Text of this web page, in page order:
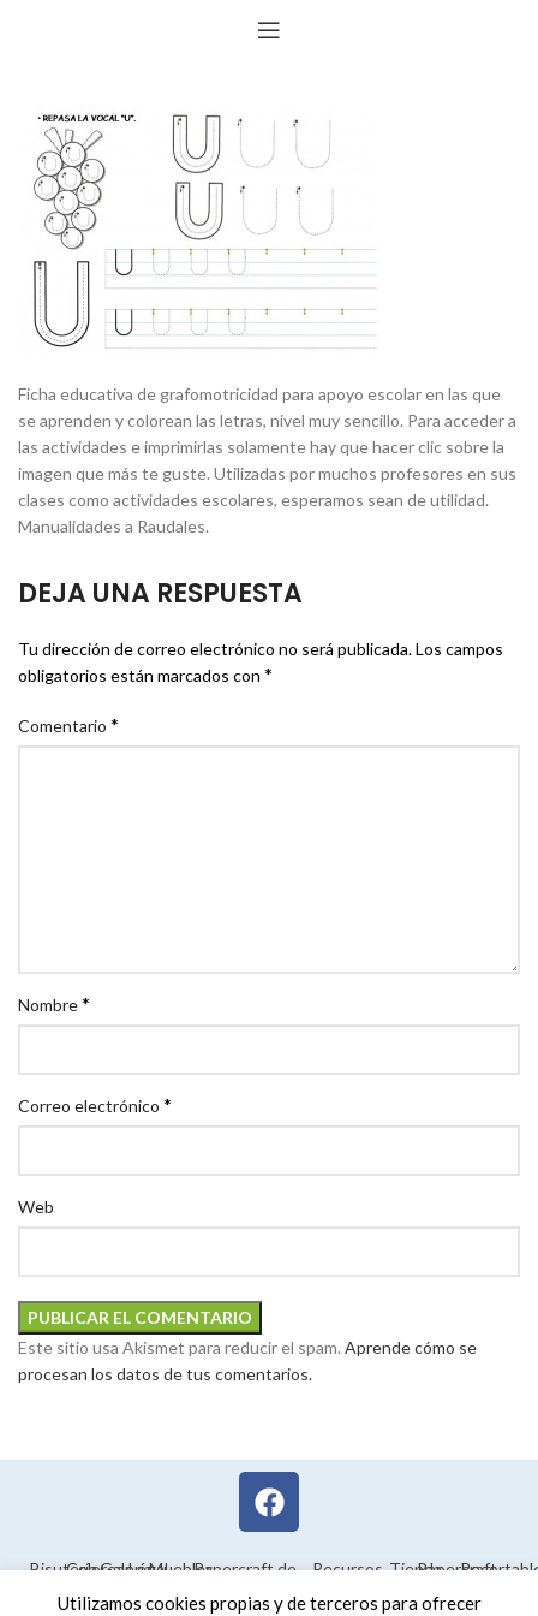
Ficha educativa de grafomotricidad para apoyo escolar en las que
se aprenden y colorean las letras, nivel muy sencillo. Para acceder a
las actividades e imprimirlas solamente hay que hacer clic sobre la
imagen que más te guste. Utilizadas por muchos profesores en sus
clases como actividades escolares, esperamos sean de utilidad.
Manualidades a Raudales.
DEJA UNA RESPUESTA
Tu dirección de correo electrónico no será publicada.Los campos
obligatorios están marcados con *
Comentario *
Nombre*
Correo electrónico *
Web
Este sitio usa Akismet para reducir el spam. Aprende cómo se
procesan los datos de tus comentarios.
BisuteríaColorear
Galería
LegalMueblesPapercraft de
Maquetas en
Recursos
educativos
TiendaPapercraft
Utilizamos cookies propias y de terceros para ofrecer